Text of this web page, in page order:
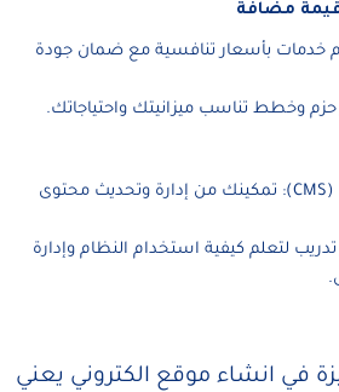
مضافة
خدمات بأسعار تنافسية مع ضمان جودة
وخطط تناسب ميزانيتك واحتياجاتك.
أنظمة إدارة محتوى (CMS): تمكينك من إدارة وتحديث محتوى
لتعلم كيفية استخدام النظام وإدارة
في انشاء موقع الكتروني يعني